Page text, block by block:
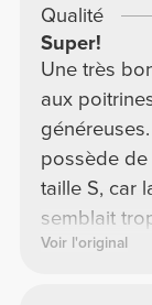
Qualité
Super!
Une très
aux
possède
taille S, car
semblait
Voir l'original